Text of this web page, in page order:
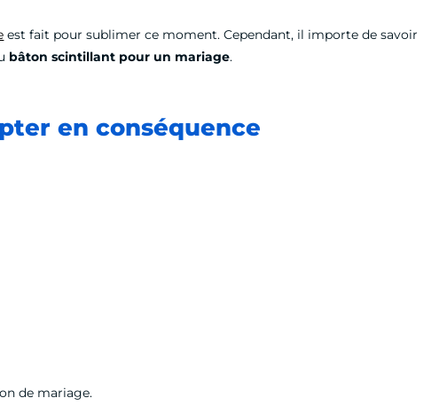
est fait pour sublimer ce moment. Cependant, il importe de savoir
bâton scintillant pour un mariage.
en conséquence
de mariage.